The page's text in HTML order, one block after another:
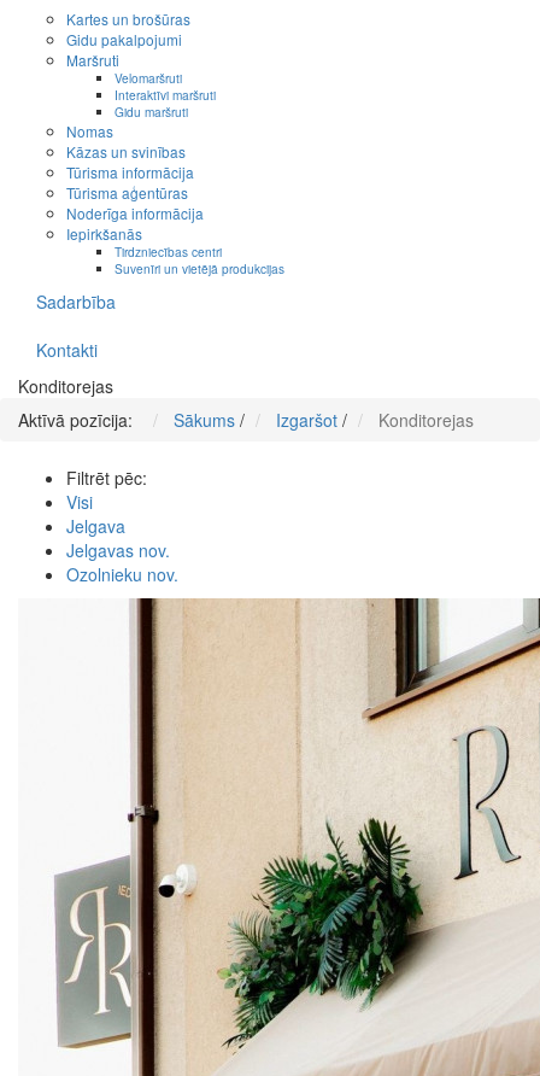
Kartes un brošūras
Gidu pakalpojumi
Maršruti
Velomaršruti
Interaktīvi maršruti
Gidu maršruti
Nomas
Kāzas un svinības
Tūrisma informācija
Tūrisma aģentūras
Noderīga informācija
Iepirkšanās
Tirdzniecības centri
Suvenīri un vietējā produkcijas
Sadarbība
Kontakti
Konditorejas
Aktīvā pozīcija:
Sākums / Izgaršot / Konditorejas
Filtrēt pēc:
Visi
Jelgava
Jelgavas nov.
Ozolnieku nov.